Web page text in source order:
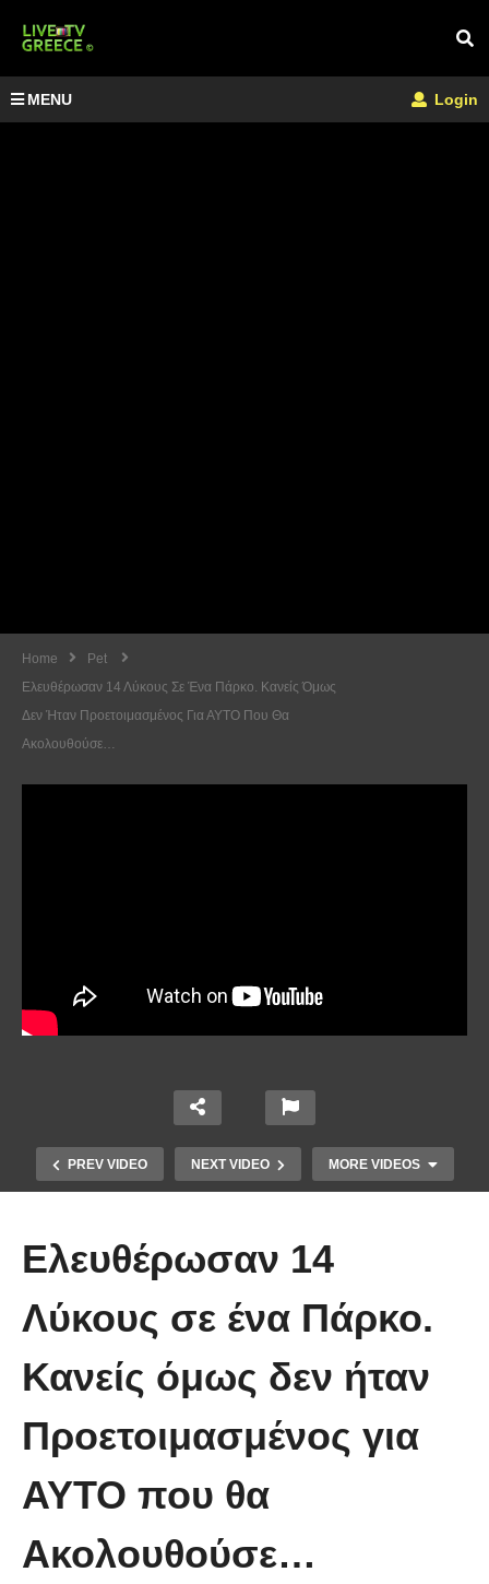
MENU Login
Home
Pet
Ελευθέρωσαν 14 Λύκους Σε Ένα Πάρκο. Κανείς Όμως
Δεν Ήταν Προετοιμασμένος Για ΑΥΤΟ Που Θα
Ακολουθούσε…
PREV VIDEO NEXT VIDEO MORE VIDEOS
στον κόσμο!! (Video)
Ελευθέρωσαν 14
Λύκους σε ένα Πάρκο.
Κανείς όμως δεν ήταν
Προετοιμασμένος για
ΑΥΤΟ που θα
Ακολουθούσε…